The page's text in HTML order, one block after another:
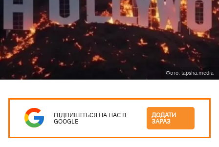
Фото: lapsha.media
ПІДПИШІТЬСЯ НА НАС В
GOOGLE
ДОДАТИ
ЗАРАЗ